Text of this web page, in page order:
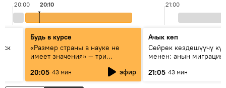
20:00 21:00
20:10
Будь в курсе
«Размер страны в науке не
имеет значения» — три
эксперта о сотрудничестве
России и Кыргызстана в
образовании и исследованиях
20:05 43 мин эфир
Ачык кеп
Сейрек кездешүүчү
менен: анын
21:05 43 мин